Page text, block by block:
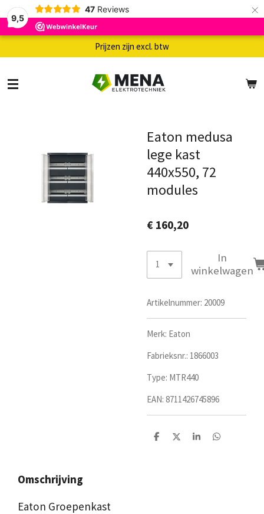
9,5
47 Reviews ×
Prijzen zijn excl. btw
Eaton medusa
lege kast
440x550, 72
modules
€ 160,20
In
winkelwagen
Artikelnummer: 20009
Merk: Eaton
Fabrieksnr.: 1866003
Type: MTR440
EAN: 8711426745896
D
D
S
D
Omschrijving
Eaton Groepenkast